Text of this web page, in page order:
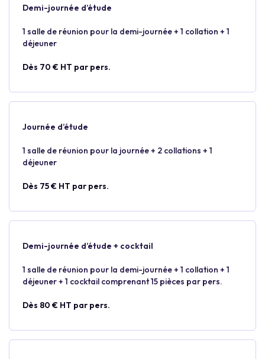
Demi-journée d’étude
1 salle de réunion pour la demi-journée + 1 collation + 1
déjeuner
Dès 70 € HT par pers.
Journée d’étude
1 salle de réunion pour la journée + 2 collations + 1
déjeuner
Dès 75 € HT par pers.
Demi-journée d’étude + cocktail
1 salle de réunion pour la demi-journée + 1 collation + 1
déjeuner + 1 cocktail comprenant 15 pièces par pers.
Dès 80 € HT par pers.